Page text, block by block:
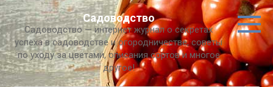
Перейти
к
контенту
Садоводство
Садоводство — интернет журнал о секретах
успеха в садоводстве и огородничестве, советы
по уходу за цветами, описания сортов и многое
другое!